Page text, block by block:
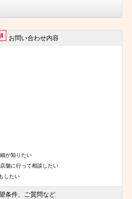
お問い合わせ内容
が知りたい
舗に行って相談したい
したい
条件、ご質問など